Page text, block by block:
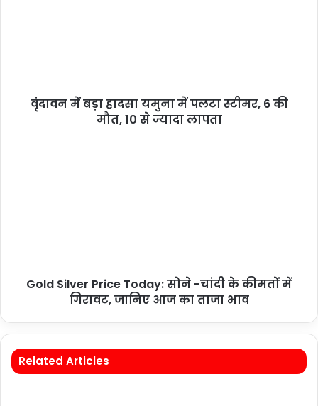
वृंदावन में बड़ा हादसा यमुना में पलटा स्टीमर, 6 की
मौत, 10 से ज्यादा लापता
Gold Silver Price Today: सोने -चांदी के कीमतों में
गिरावट, जानिए आज का ताजा भाव
Related Articles